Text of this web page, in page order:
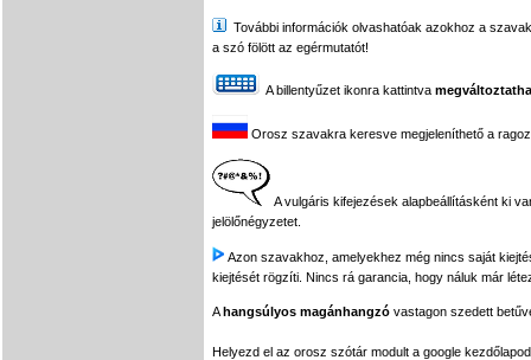
További információk olvashatóak azokhoz a
a szó fölött az egérmutatót!
A billentyűzet ikonra kattintva
Orosz szavakra keresve megjeleníthető a
A vulgáris kifejezések alapbeállításként ki
jelölőnégyzetet.
Azon szavakhoz, amelyekhez még nincs saját
kiejtését rögzíti. Nincs rá garancia, hogy náluk már
Ahangsúlyos magánhangzó vastagon szedett
Helyezd el az orosz szótár modult a google